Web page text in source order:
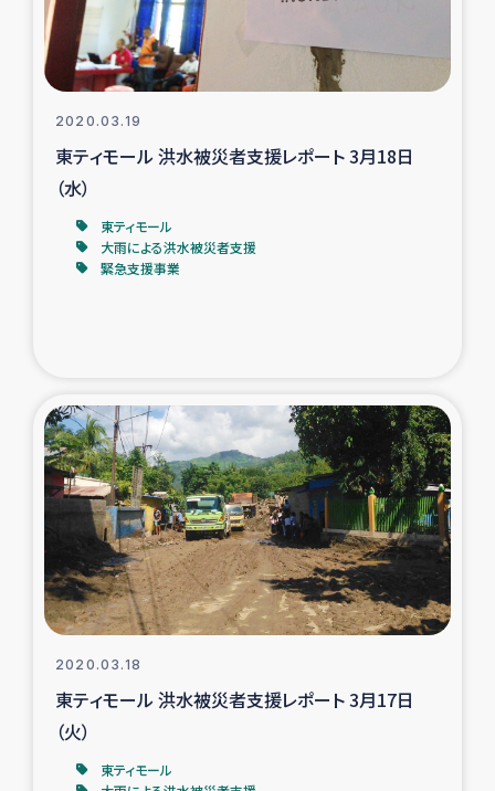
インターン・ボランティア日誌
経済自立支援事業
ガザ地区における羊の畜産支援
ガザ地区酪農を通した女性グループの生計支援
ふりかけ普及と食生活改善による栄養改善事業
フェアトレード事業
緊急支援事業
女性の生計向上を通じた子どもの栄養改善事業
2020.03.19
東ティモール 洪水被災者支援レポート 3月18日
（水）
東ティモール
大雨による洪水被災者支援
緊急支援事業
2020.03.18
東ティモール 洪水被災者支援レポート 3月17日
（火）
東ティモール